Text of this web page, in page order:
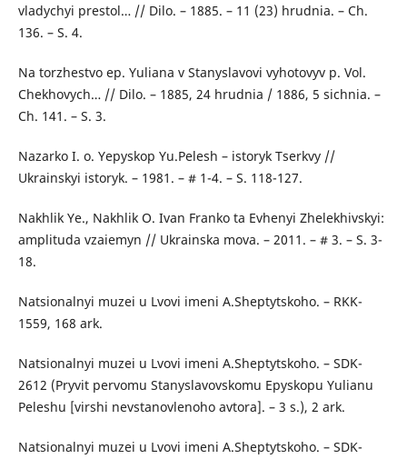
vladychyi prestol… // Dilo. – 1885. – 11 (23) hrudnia. – Ch.
136. – S. 4.
Na torzhestvo ep. Yuliana v Stanyslavovi vyhotovyv p. Vol.
Chekhovych… // Dilo. – 1885, 24 hrudnia / 1886, 5 sichnia. –
Ch. 141. – S. 3.
Nazarko I. o. Yepyskop Yu.Pelesh – istoryk Tserkvy //
Ukrainskyi istoryk. – 1981. – # 1-4. – S. 118-127.
Nakhlik Ye., Nakhlik O. Ivan Franko ta Evhenyi Zhelekhivskyi:
amplituda vzaiemyn // Ukrainska mova. – 2011. – # 3. – S. 3-
18.
Natsionalnyi muzei u Lvovi imeni A.Sheptytskoho. – RKK-
1559, 168 ark.
Natsionalnyi muzei u Lvovi imeni A.Sheptytskoho. – SDK-
2612 (Pryvit pervomu Stanyslavovskomu Epyskopu Yulianu
Peleshu [virshi nevstanovlenoho avtora]. – 3 s.), 2 ark.
Natsionalnyi muzei u Lvovi imeni A.Sheptytskoho. – SDK-